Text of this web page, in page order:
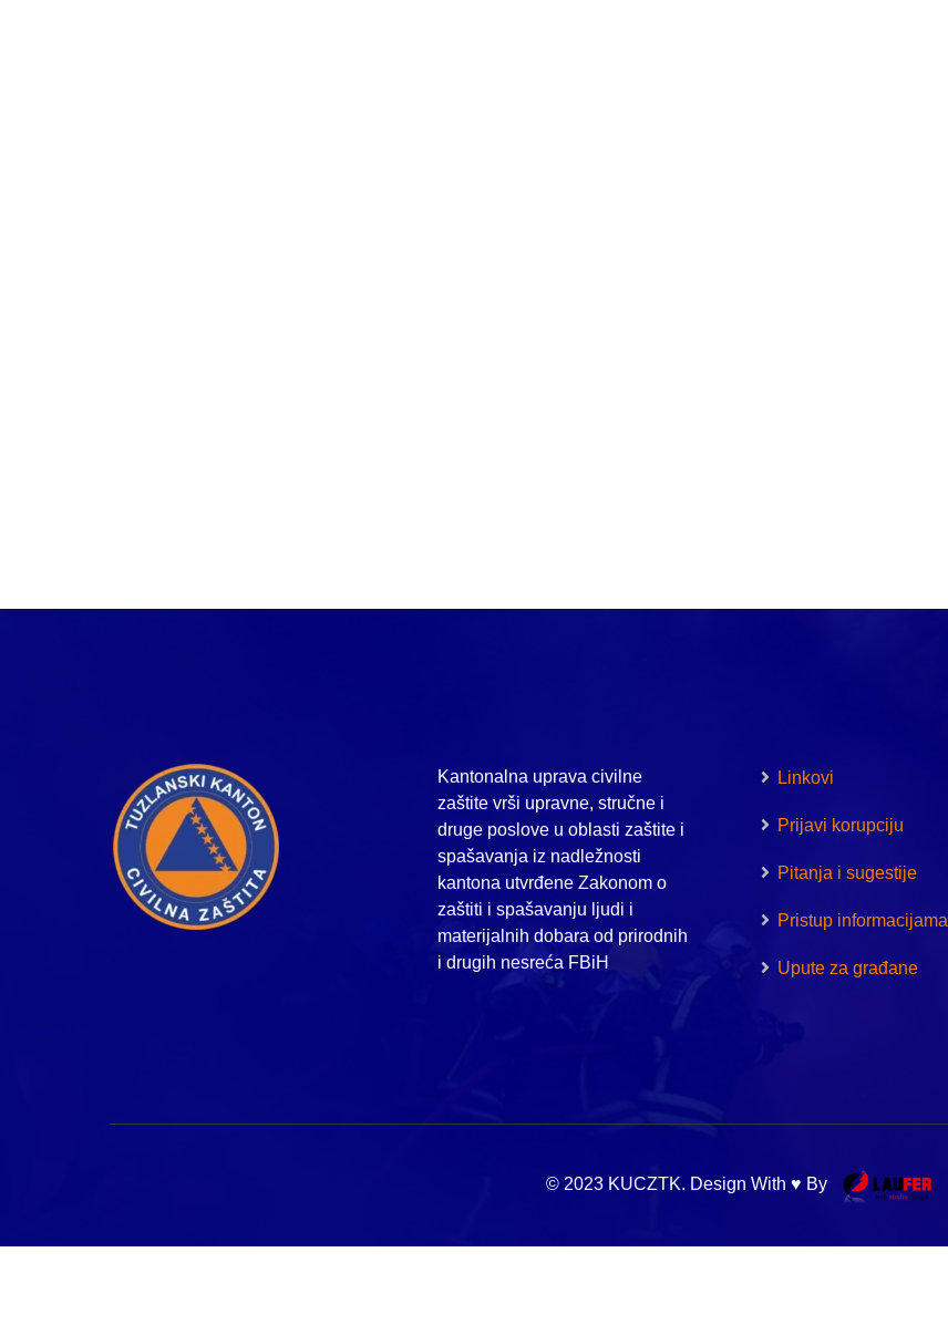
Kantonalna uprava civilne
zaštite vrši upravne, stručne i
druge poslove u oblasti zaštite i
spašavanja iz nadležnosti
kantona utvrđene Zakonom o
zaštiti i spašavanju ljudi i
materijalnih dobara od prirodnih
i drugih nesreća FBiH
Linkovi
Prijavi korupciju
Pitanja i sugestije
Pristup informacijama
Upute za građane
© 2023 KUCZTK. Design With ♥ By